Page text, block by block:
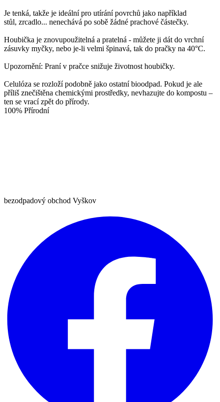
Je tenká, takže je ideální pro utírání povrchů jako například
stůl, zrcadlo... nenechává po sobě žádné prachové částečky.
Houbička je znovupoužitelná a pratelná - můžete ji dát do vrchní
zásuvky myčky, nebo je-li velmi špinavá, tak do pračky na 40°C.
Upozornění: Praní v pračce snižuje životnost houbičky.
Celulóza se rozloží podobně jako ostatní bioodpad. Pokud je ale
příliš znečištěna chemickými prostředky, nevhazujte do kompostu –
ten se vrací zpět do přírody.
100% Přírodní
bezodpadový obchod Vyškov